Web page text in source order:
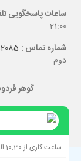
ساعات پاسخگویی
21:00
شماره تماس :
دوم
گوهر
ساعت کاری از 10:30 الی 21:00